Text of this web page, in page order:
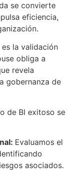
se convierte
eficiencia,
la validación
obliga a
revela
gobernanza de
de BI exitoso se
Evaluamos el
asociados.